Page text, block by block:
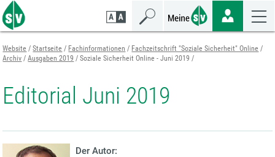
Zum
Seiteninhalt
springen
Zur
Navigation
springen
Zur
Mobilen
Navigation
springen
Website Startseite Fachinformationen
Fachzeitschrift "Soziale Sicherheit" Online
Archiv
Ausgaben 2019 Soziale Sicherheit Online - Juni 2019
Editorial Juni 2019
Der Autor: